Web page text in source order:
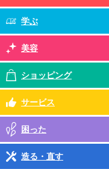
学ぶ
美容
ショッピング
サービス
困った
造る・直す